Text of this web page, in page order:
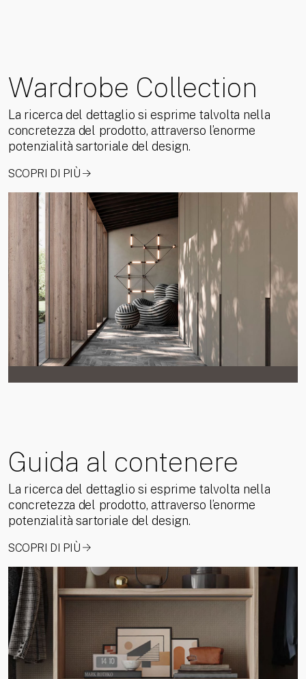
Wardrobe Collection
La ricerca del dettaglio si esprime talvolta nella
concretezza del prodotto, attraverso l’enorme
potenzialità sartoriale del design.
SCOPRI DI PIÙ
Guida al contenere
La ricerca del dettaglio si esprime talvolta nella
concretezza del prodotto, attraverso l’enorme
potenzialità sartoriale del design.
SCOPRI DI PIÙ